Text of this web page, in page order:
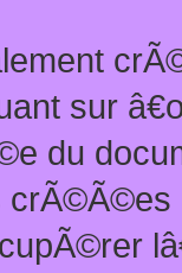
sur
du